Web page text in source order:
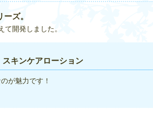
ズ。
開発しました。
スキンケアローション
が魅力です！